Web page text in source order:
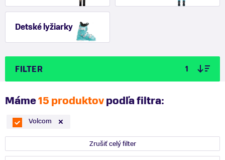
Detské lyžiarky
FILTER 1
Máme15 produktovpodľa filtra:
Volcom
Zrušiť celý filter